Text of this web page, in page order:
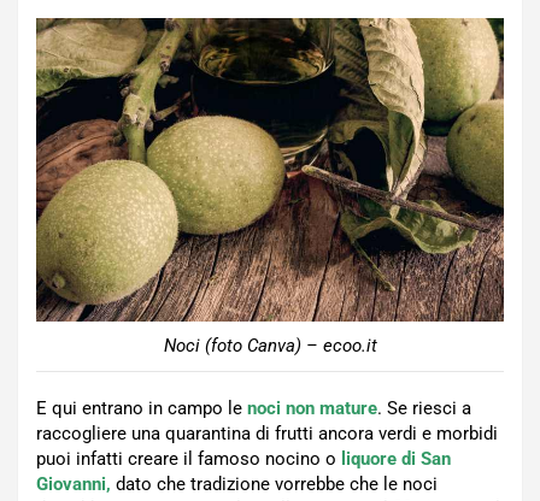
Noci (foto Canva) – ecoo.it
E qui entrano in campo le noci non mature. Se riesci a
raccogliere una quarantina di frutti ancora verdi e morbidi
puoi infatti creare il famoso nocino o liquore di San
Giovanni, dato che tradizione vorrebbe che le noci